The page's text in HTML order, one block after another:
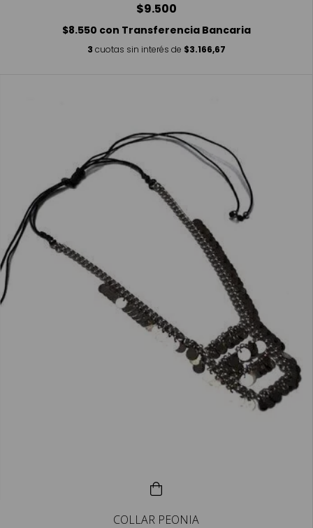
$9.500
$8.550 con Transferencia Bancaria
3 cuotas sin interés de $3.166,67
COLLAR PEONIA